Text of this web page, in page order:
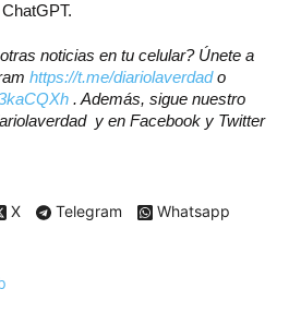
noticias en tu celular? Únete a
https://t.me/diariolaverdado
. Además, sigue nuestro
y en Facebook y Twitter
X Telegram Whatsapp